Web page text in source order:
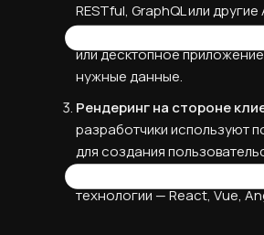
RESTful, GraphQL или
или десктопное
нужные данные.
Рендеринг на стороне
разработчики используют
для создания
технологии — React, Vue,